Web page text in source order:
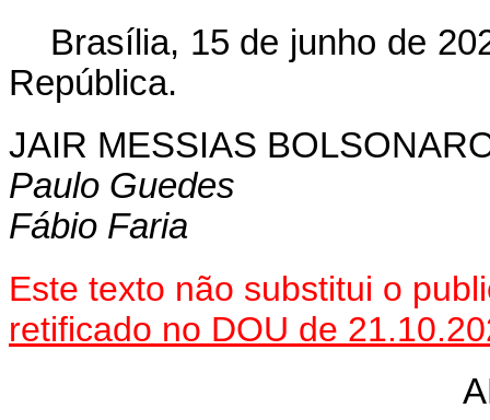
Brasília, 15 de junho de
República.
JAIR MESSIAS
Paulo Guedes
Fábio Faria
Este texto não substitui o
retificado no DOU de